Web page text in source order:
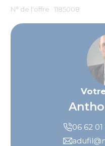
N° de l'offre : 1185008
06 62 01